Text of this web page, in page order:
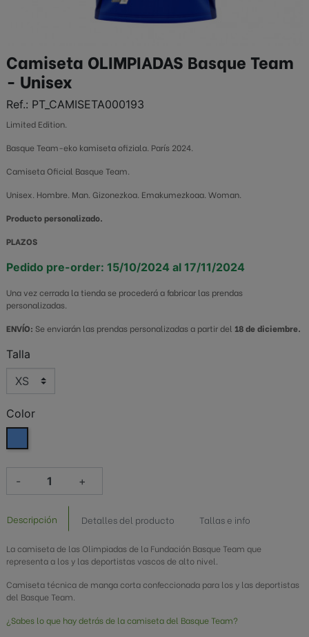
Camiseta OLIMPIADAS Basque Team
- Unisex
Ref.: PT_CAMISETA000193
Limited Edition.
Basque Team-eko kamiseta ofiziala. París 2024.
Camiseta Oficial Basque Team.
Unisex. Hombre. Man. Gizonezkoa. Emakumezkoaa. Woman.
Producto personalizado.
PLAZOS
Pedido pre-order: 15/10/2024 al 17/11/2024
Una vez cerrada la tienda se procederá a fabricar las prendas
personalizadas.
ENVÍO: Se enviarán las prendas personalizadas a partir del 18 de diciembre.
Talla
Color
- +
Descripción Detalles del producto Tallas e info
La camiseta de las Olimpiadas de la Fundación Basque Team que
representa a los y las deportistas vascos de alto nivel.
Camiseta técnica de manga corta confeccionada para los y las deportistas
del Basque Team.
¿Sabes lo que hay detrás de la camiseta del Basque Team?